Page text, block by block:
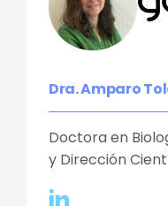
Dra. Amparo
Doctora en
y Dirección